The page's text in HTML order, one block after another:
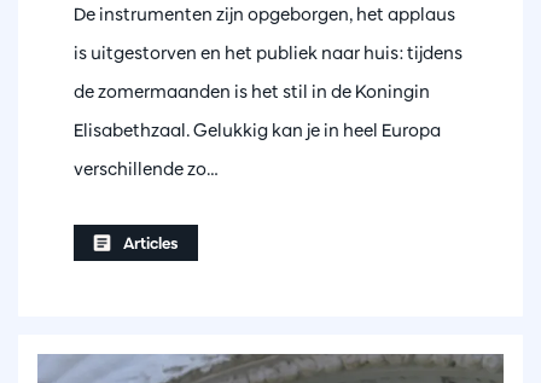
De instrumenten zijn opgeborgen, het applaus
is uitgestorven en het publiek naar huis: tijdens
de zomermaanden is het stil in de Koningin
Elisabethzaal. Gelukkig kan je in heel Europa
verschillende zo…
Articles